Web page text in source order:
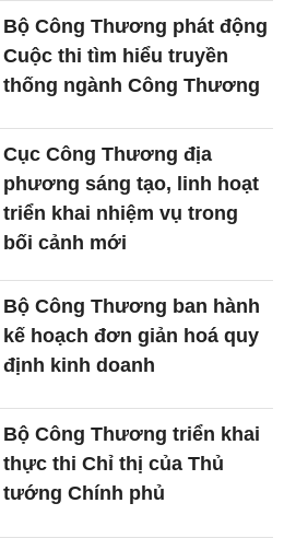
Bộ Công Thương phát động
Cuộc thi tìm hiểu truyền
thống ngành Công Thương
Cục Công Thương địa
phương sáng tạo, linh hoạt
triển khai nhiệm vụ trong
bối cảnh mới
Bộ Công Thương ban hành
kế hoạch đơn giản hoá quy
định kinh doanh
Bộ Công Thương triển khai
thực thi Chỉ thị của Thủ
tướng Chính phủ